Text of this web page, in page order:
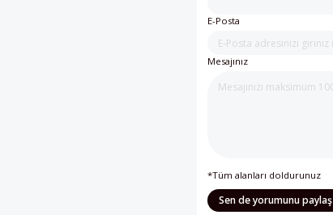
E-Posta
Mesajınız
*Tüm alanları doldurunuz
Sen de yorumunu paylaş